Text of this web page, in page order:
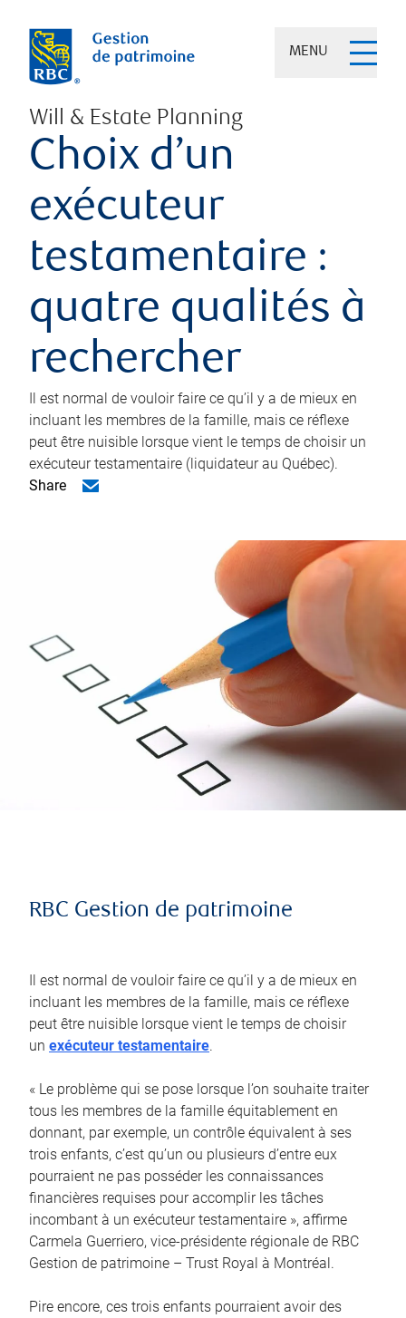
MENU
Will & Estate Planning
Choix d’un
exécuteur
testamentaire :
quatre qualités à
rechercher
Il est normal de vouloir faire ce qu’il y a de mieux en
incluant les membres de la famille, mais ce réflexe
peut être nuisible lorsque vient le temps de choisir un
exécuteur testamentaire (liquidateur au Québec).
Share
RBC Gestion de patrimoine
Il est normal de vouloir faire ce qu’il y a de mieux en
incluant les membres de la famille, mais ce réflexe
peut être nuisible lorsque vient le temps de choisir
un exécuteur testamentaire.
« Le problème qui se pose lorsque l’on souhaite traiter
tous les membres de la famille équitablement en
donnant, par exemple, un contrôle équivalent à ses
trois enfants, c’est qu’un ou plusieurs d’entre eux
pourraient ne pas posséder les connaissances
financières requises pour accomplir les tâches
incombant à un exécuteur testamentaire », affirme
Carmela Guerriero, vice-présidente régionale de RBC
Gestion de patrimoine – Trust Royal à Montréal.
Pire encore, ces trois enfants pourraient avoir des